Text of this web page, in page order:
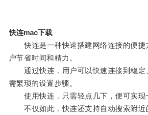
快连mac下载
快连是一种快速搭建网络连接的便捷
户节省时间和精力。
通过快连，用户可以快速连接到稳定
需繁琐的设置步骤。
使用快连，只需轻点几下，便可实现
不仅如此，快连还支持自动搜索附近